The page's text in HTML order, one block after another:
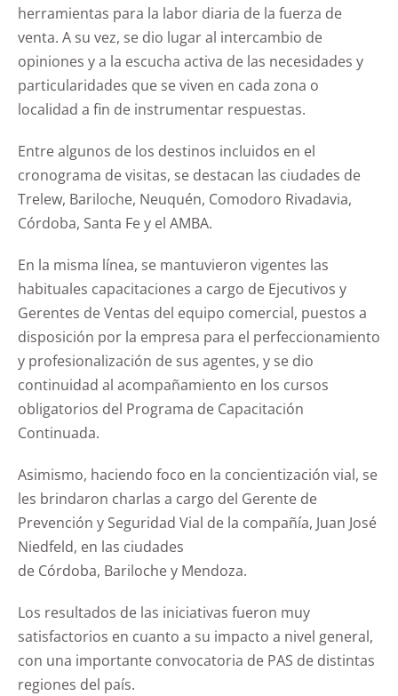
herramientas para la labor diaria de la fuerza de
venta. A su vez, se dio lugar al intercambio de
opiniones y a la escucha activa de las necesidades y
particularidades que se viven en cada zona o
localidad a fin de instrumentar respuestas.
Entre algunos de los destinos incluidos en el
cronograma de visitas, se destacan las ciudades de
Trelew, Bariloche, Neuquén, Comodoro Rivadavia,
Córdoba, Santa Fe y el AMBA.
En la misma línea, se mantuvieron vigentes las
habituales capacitaciones a cargo de Ejecutivos y
Gerentes de Ventas del equipo comercial, puestos a
disposición por la empresa para el perfeccionamiento
y profesionalización de sus agentes, y se dio
continuidad al acompañamiento en los cursos
obligatorios del Programa de Capacitación
Continuada.
Asimismo, haciendo foco en la concientización vial, se
les brindaron charlas a cargo del Gerente de
Prevención y Seguridad Vial de la compañía, Juan José
Niedfeld, en las ciudades
de Córdoba, Bariloche y Mendoza.
Los resultados de las iniciativas fueron muy
satisfactorios en cuanto a su impacto a nivel general,
con una importante convocatoria de PAS de distintas
regiones del país.